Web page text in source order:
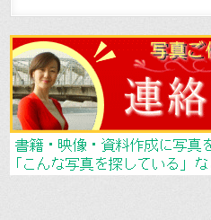
c
e
b
o
o
k
ai
l
e